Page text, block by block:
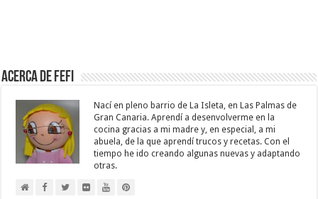
Acerca de Fefi
Nací en pleno barrio de La Isleta, en Las Palmas de
Gran Canaria. Aprendí a desenvolverme en la
cocina gracias a mi madre y, en especial, a mi
abuela, de la que aprendí trucos y recetas. Con el
tiempo he ido creando algunas nuevas y adaptando
otras.